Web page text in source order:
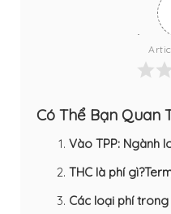
Có Thể Bạn Quan
Vào TPP: Ngành
THC là phí
Các loại phí